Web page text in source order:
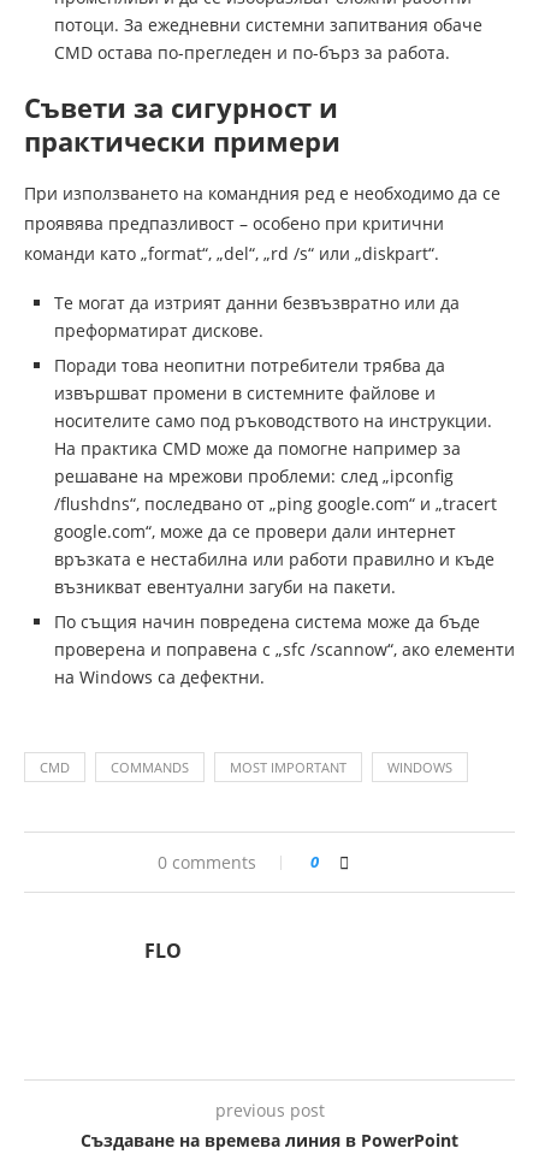
потоци. За ежедневни системни запитвания обаче
CMD остава по-прегледен и по-бърз за работа.
Съвети за сигурност и
практически примери
При използването на командния ред е необходимо да се
проявява предпазливост – особено при критични
команди като „format“, „del“, „rd /s“ или „diskpart“.
Те могат да изтрият данни безвъзвратно или да
преформатират дискове.
Поради това неопитни потребители трябва да
извършват промени в системните файлове и
носителите само под ръководството на инструкции.
На практика CMD може да помогне например за
решаване на мрежови проблеми: след „ipconfig
/flushdns“, последвано от „ping google.com“ и „tracert
google.com“, може да се провери дали интернет
връзката е нестабилна или работи правилно и къде
възникват евентуални загуби на пакети.
По същия начин повредена система може да бъде
проверена и поправена с „sfc /scannow“, ако елементи
на Windows са дефектни.
CMD COMMANDS MOST IMPORTANT WINDOWS
0 comments 0
FLO
previous post
Създаване на времева линия в PowerPoint